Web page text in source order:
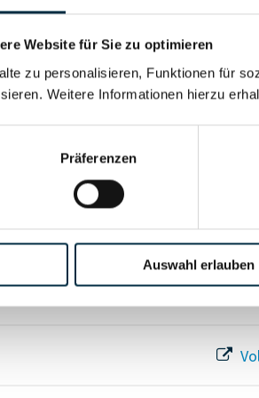
Website für Sie zu optimieren
zu personalisieren, Funktionen für
Weitere Informationen hierzu
Präferenzen
Auswahl erlauben